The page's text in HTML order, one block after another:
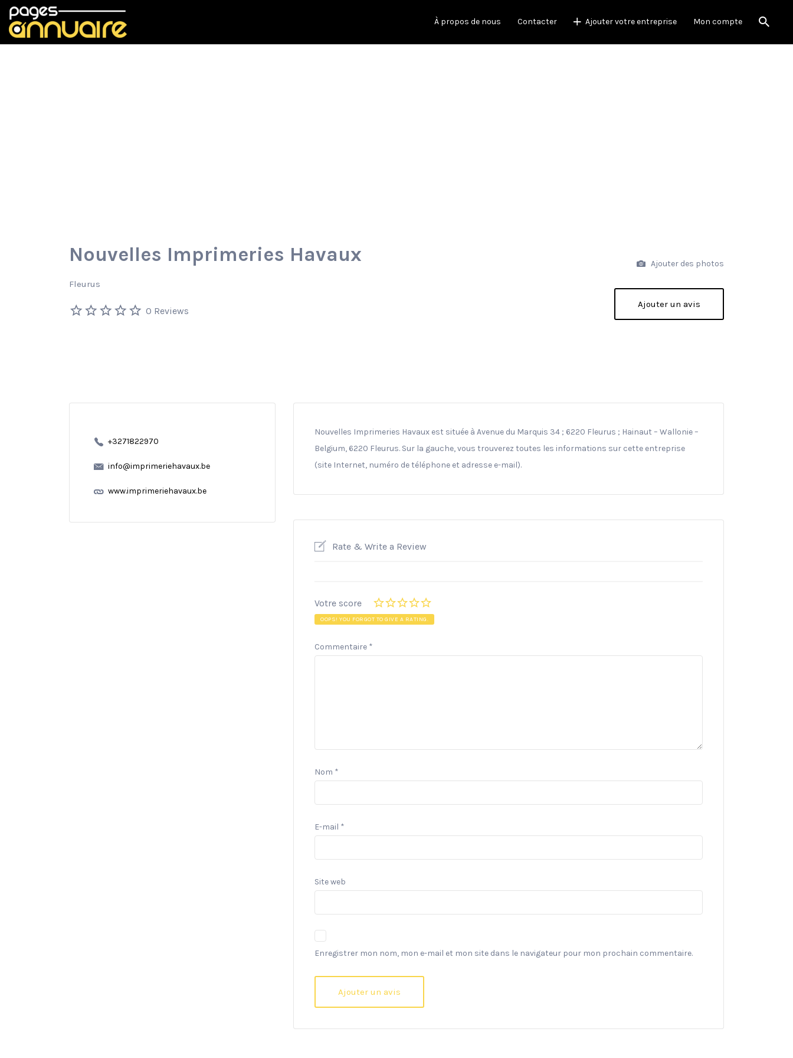
À propos de nous Contacter Ajouter votre entreprise Mon compte
Rechercher:
Nouvelles Imprimeries Havaux
Fleurus
0 Reviews
Ajouter des photos
Ajouter un avis
+3271822970
info@imprimeriehavaux.be
www.imprimeriehavaux.be
Nouvelles Imprimeries Havaux est située à Avenue du Marquis 34 ; 6220 Fleurus ; Hainaut – Wallonie –
Belgium, 6220 Fleurus. Sur la gauche, vous trouverez toutes les informations sur cette entreprise
(site Internet, numéro de téléphone et adresse e-mail).
Rate & Write a Review
Votre score
OOPS! YOU FORGOT TO GIVE A RATING.
Commentaire *
Nom *
E-mail *
Site web
Enregistrer mon nom, mon e-mail et mon site dans le navigateur pour mon prochain commentaire.